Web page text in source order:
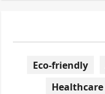
Eco-friendly
Healthcare